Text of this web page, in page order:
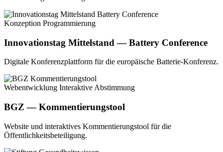
Konzeption Programmierung
Innovationstag Mittelstand — Battery Conference
Digitale Konferenzplattform für die europäische Batterie-Konferenz.
Webentwicklung Interaktive Abstimmung
BGZ — Kommentierungstool
Website und interaktives Kommentierungstool für die
Öffentlichkeitsbeteiligung.